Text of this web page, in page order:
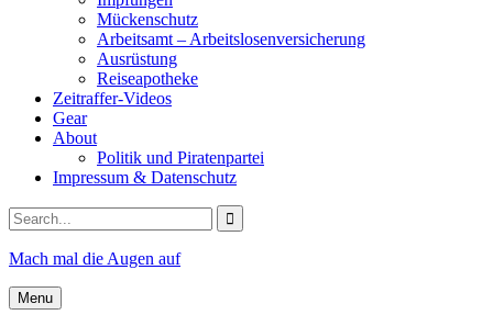
Mückenschutz
Arbeitsamt – Arbeitslosenversicherung
Ausrüstung
Reiseapotheke
Zeitraffer-Videos
Gear
About
Politik und Piratenpartei
Impressum & Datenschutz
Search
for:
Mach mal die Augen auf
Menu